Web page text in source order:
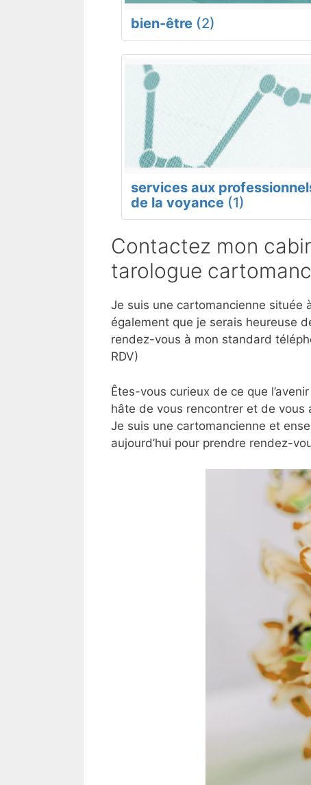
bien-être (2)
services aux
de la voyance (1)
Contactez mon
tarologue
Je suis une cartomancienne située
également que je serais heureuse
rendez-vous à mon standard
RDV)
Êtes-vous curieux de ce que
hâte de vous rencontrer et de vous
Je suis une cartomancienne et
aujourd’hui pour prendre rendez-